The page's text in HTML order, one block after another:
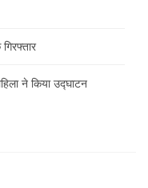
ने किया उद्घाटन